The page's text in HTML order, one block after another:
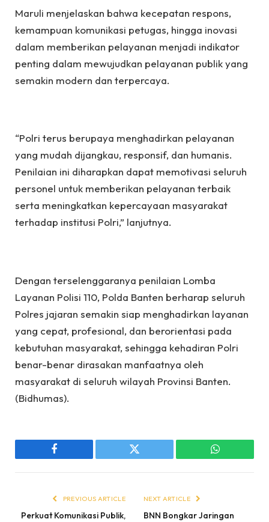
Maruli menjelaskan bahwa kecepatan respons,
kemampuan komunikasi petugas, hingga inovasi
dalam memberikan pelayanan menjadi indikator
penting dalam mewujudkan pelayanan publik yang
semakin modern dan terpercaya.
“Polri terus berupaya menghadirkan pelayanan
yang mudah dijangkau, responsif, dan humanis.
Penilaian ini diharapkan dapat memotivasi seluruh
personel untuk memberikan pelayanan terbaik
serta meningkatkan kepercayaan masyarakat
terhadap institusi Polri,” lanjutnya.
Dengan terselenggaranya penilaian Lomba
Layanan Polisi 110, Polda Banten berharap seluruh
Polres jajaran semakin siap menghadirkan layanan
yang cepat, profesional, dan berorientasi pada
kebutuhan masyarakat, sehingga kehadiran Polri
benar-benar dirasakan manfaatnya oleh
masyarakat di seluruh wilayah Provinsi Banten.
(Bidhumas).
Facebook Twitter WhatsApp
PREVIOUS ARTICLE
Perkuat Komunikasi Publik,
NEXT ARTICLE
BNN Bongkar Jaringan